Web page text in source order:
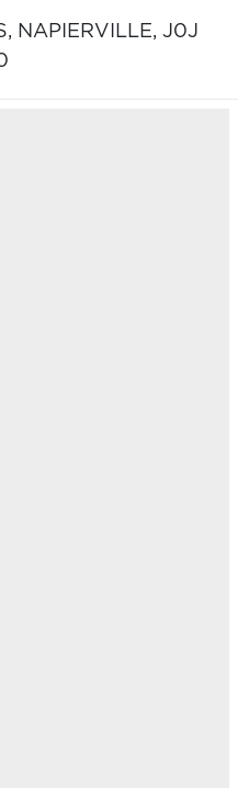
NAPIERVILLE, J0J